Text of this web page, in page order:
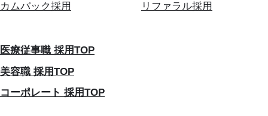
カムバック採用
リファラル採用
医療従事職 採用TOP
美容職 採用TOP
コーポレート 採用TOP